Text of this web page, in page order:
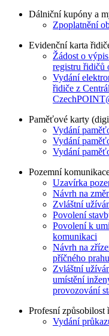
Dálniční kupóny a
Zpoplatnění
Evidenční karta
Žádost o
registru řidičů
Vydání
řidiče z
Paměťové karty
Vydání
Vydání
Vydání
Pozemní
Uzavírka
Návrh na
Zvláštní
Povolení
Povolení k
komunikaci
Návrh na
příčného prahu
Zvláštní
umístění
provozování
Profesní způsobilost
Vydání